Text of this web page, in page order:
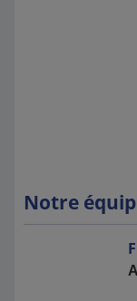
Notre